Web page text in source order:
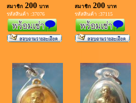
สมาชิก200 บาท
รหัสสินค้า :37076
สมาชิก200 บาท
รหัสสินค้า :37115